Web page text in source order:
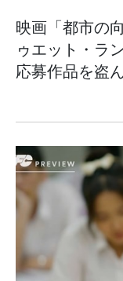
映画「都市の
ゥエット・ラ
応募作品を盗